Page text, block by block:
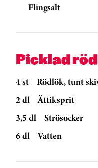
Flingsalt
Picklad
4 st
Rödlök, tunt
2 dl
Ättiksprit
3,5 dl
Strösocker
6 dl
Vatten